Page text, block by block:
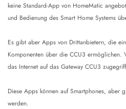
keine Standard-App von HomeMatic
und Bedienung des Smart Home Systems
Es gibt aber Apps von Drittanbietern, die
Komponenten über die CCU3 ermöglichen.
das Internet auf das Gateway CCU3
Diese Apps können auf Smartphones, aber
werden.